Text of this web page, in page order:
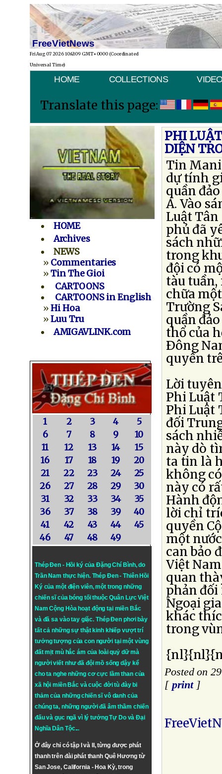
FreeVietNews
Fri Aug 07 2026 10:43:09 GMT+0000 (Coordinated
Universal Time)
HOME COLLECTIONS
Translate this page:
HOME
Archives
NEWS
» Commentaries
»Tin The Gioi
CARTOONS
CARTOONS in English
»Hi Hoa
»Luu Tru
AMIGAVLINK.com
1 2 3 4
5
6
7 8 9
10
11
12 13 14
15
16
17 18 19
20
21
22 23 24
25
26
27 28 29
30
31
32 33 34
35
36
37 38 39
40
41
42 43 44
45
46
47 48 49
Thép Đen - Hồi ký của Đặng Chí Bình, do
Trần Nam thực hiện. Thép Đen- Thiên Hồi
Ký của một điện viên, một trong những
chiến sĩ của bóng tối thuộc Quân Lực Việt
Nam Cộng Hòa hoạt động tại miền Bắc
và đã sa vào tay giặc. Thép Đen phơi bày
tất cả những sự thật kinh khiếp vượt trí
tưởng tượng của con người tại một vùng
đất mịt mù hắc ám của loài quỷ dữ mà
người viết như đã đội mồ sống dậy kể
cho ta nghe những cơ cực lầm than của
xã hội miền Bắc và cuộc đời tù đày bi
thảm của những chiến sĩ vô danh của
chúng ta, những người đã âm thầm chiến
đấu và gục ngã vì lý tưởngTự DovàĐại
Nghĩa Dân Tộc...
Ở đây chỉ có tập I và II, từng được phát
thanh trên đài phát thanh Quê Hương từ
San Jose, California - Hoa Kỳ, trong
PHI
DIỆN
Tin
dự tính
quần
Á. Vào
Luật
phủ đã
sách
trong
đội có
tàu tuần,
chữa
Trường
quần
thổ của
Ðông
quyền
Lời
Phi Luật
Phi Luật
đối
sách
này dò
ta tin là
không
này có
Hành
lời chỉ
quyền
một
can bảo
Việt
quan
phản đối
Ngoại
khác
trong
Posted on
[ print]